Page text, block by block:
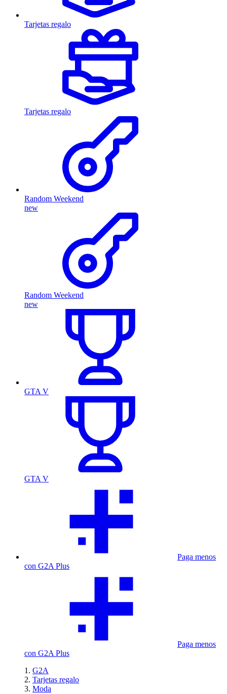
Tarjetas regalo
Tarjetas regalo
Random Weekend
new
Random Weekend
new
GTA V
GTA V
Paga menos
con G2A Plus
Paga menos
con G2A Plus
G2A
Tarjetas regalo
Moda